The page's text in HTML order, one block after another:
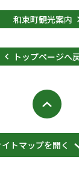
和束町観光案内
トップページへ
ペ
ー
ジ
の
先
トマップを開く